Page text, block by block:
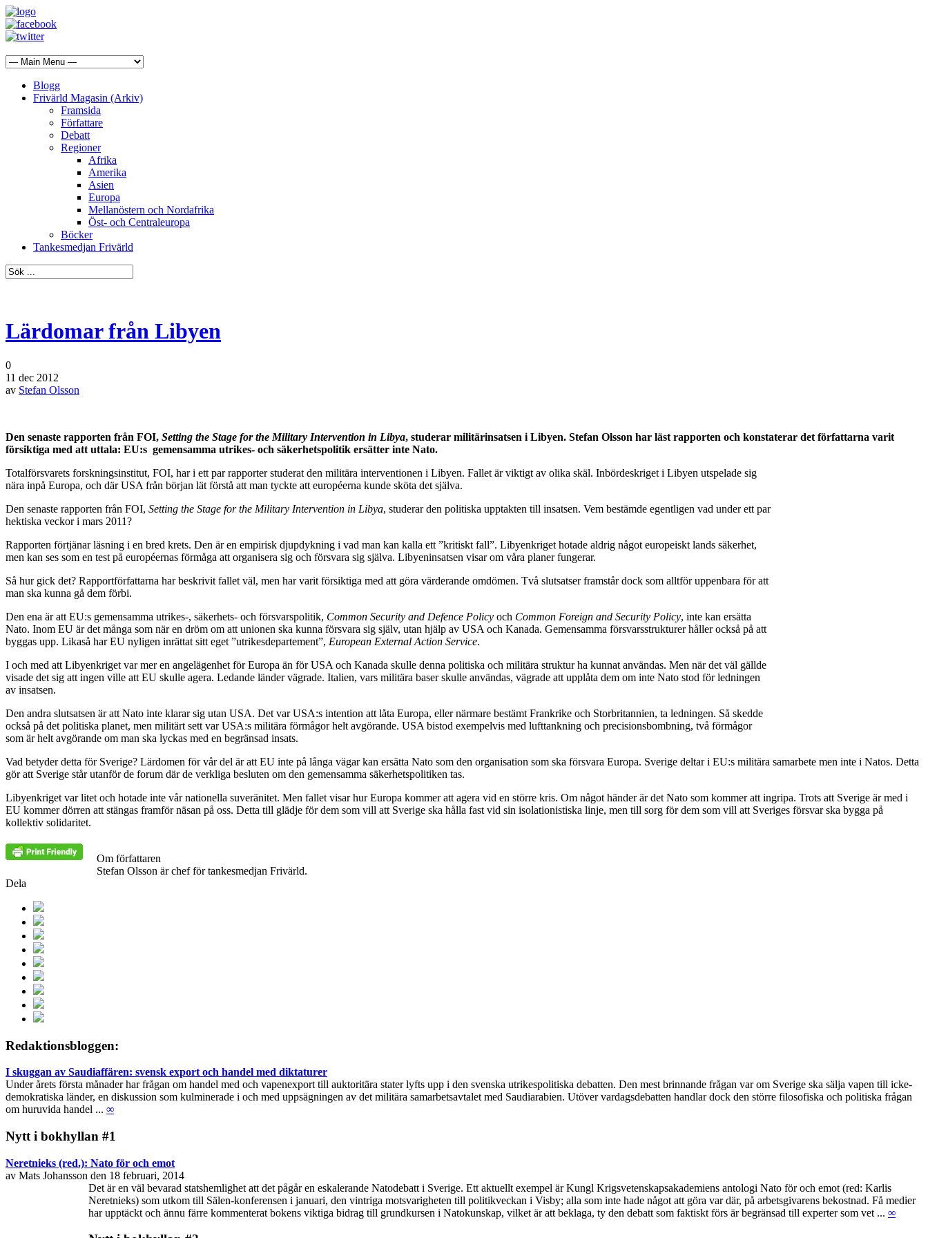
Blogg
Frivärld Magasin (Arkiv)
Framsida
Författare
Debatt
Regioner
Afrika
Amerika
Asien
Europa
Mellanöstern och Nordafrika
Öst- och Centraleuropa
Böcker
Tankesmedjan Frivärld
Lärdomar från Libyen
0
11 dec 2012
av Stefan Olsson
Den senaste rapporten från FOI, Setting the Stage for the Military Intervention in Libya, studerar militärinsatsen i Libyen. Stefan Olsson har läst rapporten och konstaterar det författarna varit
försiktiga med att uttala: EU:s gemensamma utrikes- och säkerhetspolitik ersätter inte Nato.
Totalförsvarets forskningsinstitut, FOI, har i ett par rapporter studerat den militära interventionen i Libyen. Fallet är viktigt av olika skäl. Inbördeskriget i Libyen utspelade sig
nära inpå Europa, och där USA från början lät förstå att man tyckte att européerna kunde sköta det själva.
Den senaste rapporten från FOI, Setting the Stage for the Military Intervention in Libya, studerar den politiska upptakten till insatsen. Vem bestämde egentligen vad under ett par
hektiska veckor i mars 2011?
Rapporten förtjänar läsning i en bred krets. Den är en empirisk djupdykning i vad man kan kalla ett ”kritiskt fall”. Libyenkriget hotade aldrig något europeiskt lands säkerhet,
men kan ses som en test på européernas förmåga att organisera sig och försvara sig själva. Libyeninsatsen visar om våra planer fungerar.
Så hur gick det? Rapportförfattarna har beskrivit fallet väl, men har varit försiktiga med att göra värderande omdömen. Två slutsatser framstår dock som alltför uppenbara för att
man ska kunna gå dem förbi.
Den ena är att EU:s gemensamma utrikes-, säkerhets- och försvarspolitik, Common Security and Defence Policy och Common Foreign and Security Policy, inte kan ersätta
Nato. Inom EU är det många som när en dröm om att unionen ska kunna försvara sig själv, utan hjälp av USA och Kanada. Gemensamma försvarsstrukturer håller också på att
byggas upp. Likaså har EU nyligen inrättat sitt eget ”utrikesdepartement”, European External Action Service.
I och med att Libyenkriget var mer en angelägenhet för Europa än för USA och Kanada skulle denna politiska och militära struktur ha kunnat användas. Men när det väl gällde
visade det sig att ingen ville att EU skulle agera. Ledande länder vägrade. Italien, vars militära baser skulle användas, vägrade att upplåta dem om inte Nato stod för ledningen
av insatsen.
Den andra slutsatsen är att Nato inte klarar sig utan USA. Det var USA:s intention att låta Europa, eller närmare bestämt Frankrike och Storbritannien, ta ledningen. Så skedde
också på det politiska planet, men militärt sett var USA:s militära förmågor helt avgörande. USA bistod exempelvis med lufttankning och precisionsbombning, två förmågor
som är helt avgörande om man ska lyckas med en begränsad insats.
Vad betyder detta för Sverige? Lärdomen för vår del är att EU inte på långa vägar kan ersätta Nato som den organisation som ska försvara Europa. Sverige deltar i EU:s militära samarbete men inte i Natos. Detta
gör att Sverige står utanför de forum där de verkliga besluten om den gemensamma säkerhetspolitiken tas.
Libyenkriget var litet och hotade inte vår nationella suveränitet. Men fallet visar hur Europa kommer att agera vid en större kris. Om något händer är det Nato som kommer att ingripa. Trots att Sverige är med i
EU kommer dörren att stängas framför näsan på oss. Detta till glädje för dem som vill att Sverige ska hålla fast vid sin isolationistiska linje, men till sorg för dem som vill att Sveriges försvar ska bygga på
kollektiv solidaritet.
Om författaren
Stefan Olsson är chef för tankesmedjan Frivärld.
Dela
Redaktionsbloggen:
I skuggan av Saudiaffären: svensk export och handel med diktaturer
Under årets första månader har frågan om handel med och vapenexport till auktoritära stater lyfts upp i den svenska utrikespolitiska debatten. Den mest brinnande frågan var om Sverige ska sälja vapen till icke-
demokratiska länder, en diskussion som kulminerade i och med uppsägningen av det militära samarbetsavtalet med Saudiarabien. Utöver vardagsdebatten handlar dock den större filosofiska och politiska frågan
om huruvida handel ... ∞
Nytt i bokhyllan #1
Neretnieks (red.): Nato för och emot
av Mats Johansson den 18 februari, 2014
Det är en väl bevarad statshemlighet att det pågår en eskalerande Natodebatt i Sverige. Ett aktuellt exempel är Kungl Krigsvetenskapsakademiens antologi Nato för och emot (red: Karlis
Neretnieks) som utkom till Sälen-konferensen i januari, den vintriga motsvarigheten till politikveckan i Visby; alla som inte hade något att göra var där, på arbetsgivarens bekostnad. Få medier
har upptäckt och ännu färre kommenterat bokens viktiga bidrag till grundkursen i Natokunskap, vilket är att beklaga, ty den debatt som faktiskt förs är begränsad till experter som vet ... ∞